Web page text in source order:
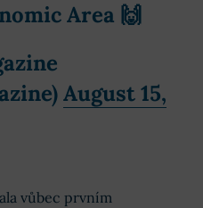
Area 🙌
August 15,
vůbec prvním